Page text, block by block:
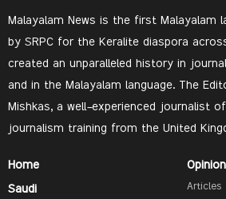
Malayalam News is the first Malayalam
by SRPC for the Keralite diaspora
created an unparalleled history in
and in the Malayalam language. The
Mishkas, a well-experienced journalist
journalism training from the United
Home
Saudi
Opinion
Articles